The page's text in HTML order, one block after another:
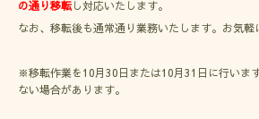
の通り移転し対応いたします。
なお、移転後も通常通り業務いたします。お気軽
※移転作業を10月30日または10月31日に行いま
ない場合があります。